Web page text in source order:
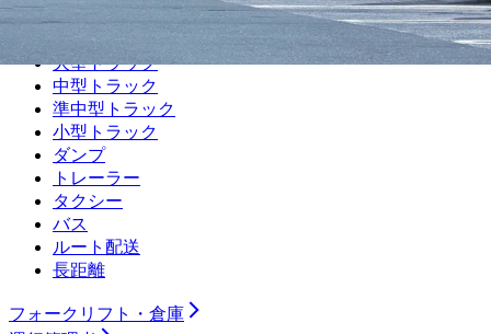
ドライバー
大型トラック
中型トラック
準中型トラック
小型トラック
ダンプ
トレーラー
タクシー
バス
ルート配送
長距離
フォークリフト・倉庫